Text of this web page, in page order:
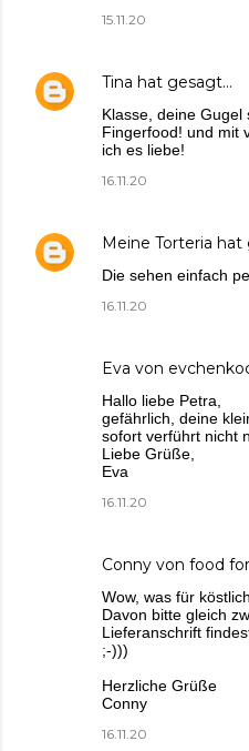
15.11.20
Tina hat gesagt…
Klasse, deine
Fingerfood! und mit
ich es liebe!
16.11.20
Meine Torteria hat
Die sehen einfach
16.11.20
Eva von
Hallo liebe Petra,
gefährlich, deine
sofort verführt nicht
Liebe Grüße,
Eva
16.11.20
Conny von food
Wow, was für
Davon bitte gleich
Lieferanschrift
;-)))
Herzliche Grüße
Conny
16.11.20